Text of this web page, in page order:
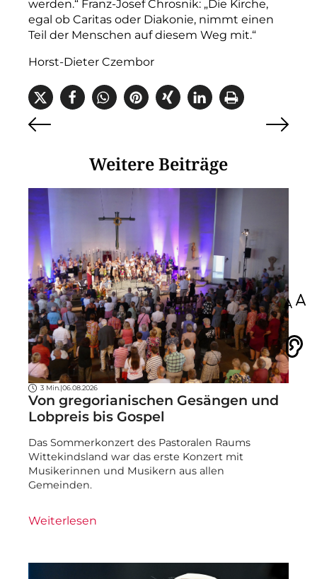
werden.“ Franz-Josef Chrosnik: „Die Kirche,
egal ob Caritas oder Diakonie, nimmt einen
Teil der Menschen auf diesem Weg mit.“
Horst-Dieter Czembor
Weitere Beiträge
3 Min. |06.08.2026
Von gregorianischen Gesängen und
Lobpreis bis Gospel
Das Sommerkonzert des Pastoralen Raums
Wittekindsland war das erste Konzert mit
Musikerinnen und Musikern aus allen
Gemeinden.
Weiterlesen
100
Vorlesen